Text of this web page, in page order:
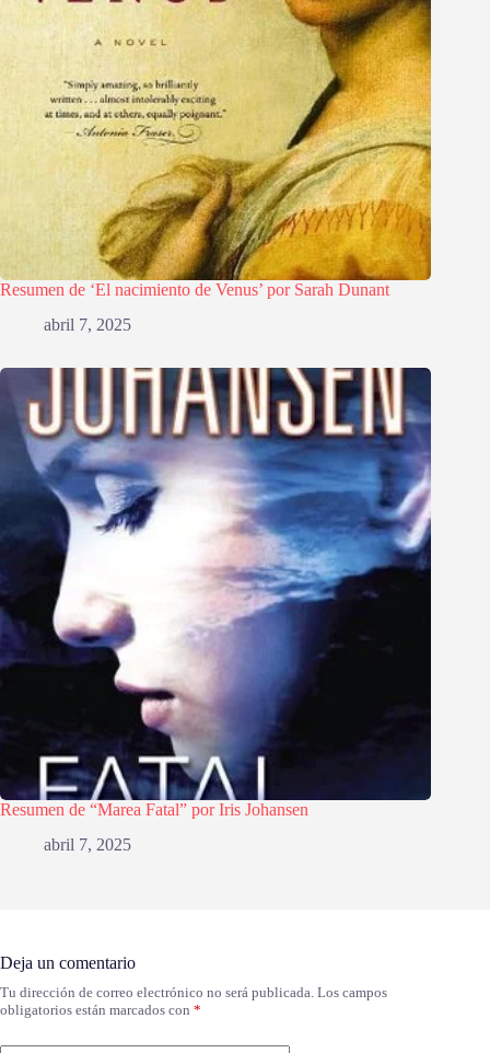
Resumen de ‘El nacimiento de Venus’ por Sarah Dunant
abril 7, 2025
Resumen de “Marea Fatal” por Iris Johansen
abril 7, 2025
Deja un comentario
Tu dirección de correo electrónico no será publicada. Los campos
obligatorios están marcados con *